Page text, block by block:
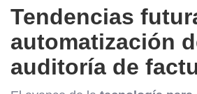
Tendencias
automatización
auditoría de